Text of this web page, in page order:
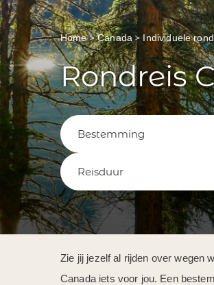
Home Canada Individuele
Rondreis
Bestemming
Reisduur
Zie jij jezelf al rijden over wegen
Canada iets voor jou. Een